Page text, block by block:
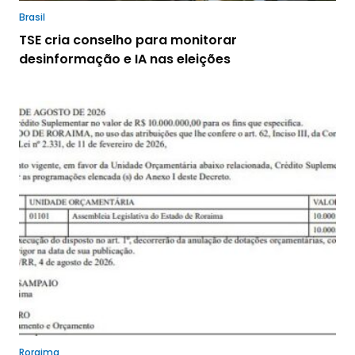
Brasil
TSE cria conselho para monitorar
desinformação e IA nas eleições
Roraima